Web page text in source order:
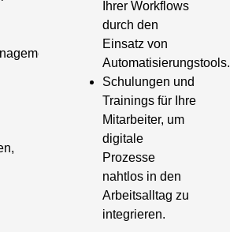
Ihrer Workflows
durch den
Einsatz von
Automatisierungstools.
Schulungen und
Trainings für Ihre
Mitarbeiter, um
digitale
Prozesse
nahtlos in den
Arbeitsalltag zu
integrieren.